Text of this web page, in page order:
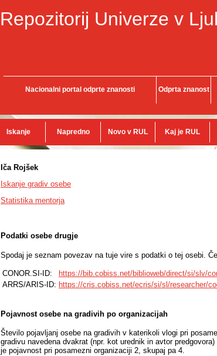
Repozitorij Univerze v
Nacionalni portal odprte znanosti Odprta znanost
Iskanje Napredno Novo v RUL Kaj je RUL
Iča Rojšek
Iskanje gradiv osebe
Statistika mentorja
Podatki osebe drugje
Spodaj je seznam povezav na tuje vire s podatki o tej osebi.
CONOR.SI-ID:
https://bib.cobiss.net/biblioweb/direct/si/slv/
ARRS/ARIS-ID: https://cris.cobiss.net/ecris/si/sl/researcher/
Pojavnost osebe na gradivih po organizacijah
Število pojavljanj osebe na gradivih v katerikoli vlogi pri
gradivu navedena dvakrat (npr. kot urednik in avtor
je pojavnost pri posamezni organizaciji 2, skupaj pa 4.